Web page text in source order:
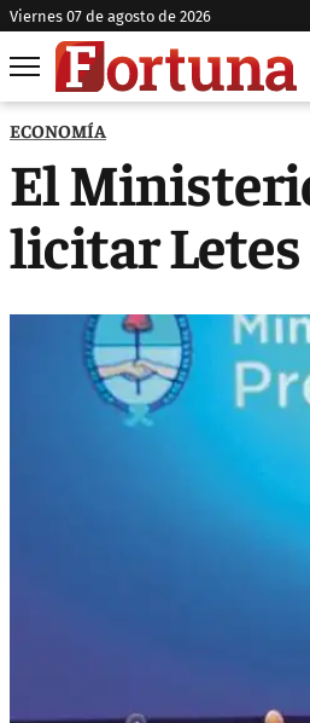
viernes 07 de agosto de 2026
ECONOMÍA
El
licitar Letes